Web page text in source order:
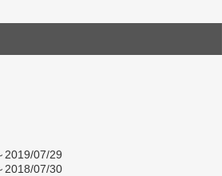
2019/07/29
2018/07/30